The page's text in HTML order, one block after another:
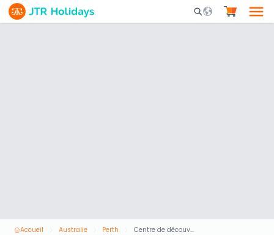
Mobile Search
Accueil Australie Perth Centre de découverte de la gravité